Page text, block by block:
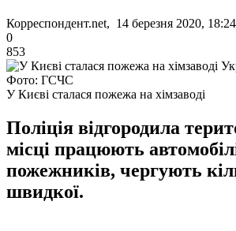
Корреспондент.net, 14 березня 2020, 18:24
0
853
Фото: ГСЧС
У Києві сталася пожежа на хімзаводі
Поліція відгородила
місці працюють
пожежників, чергують
швидкої.